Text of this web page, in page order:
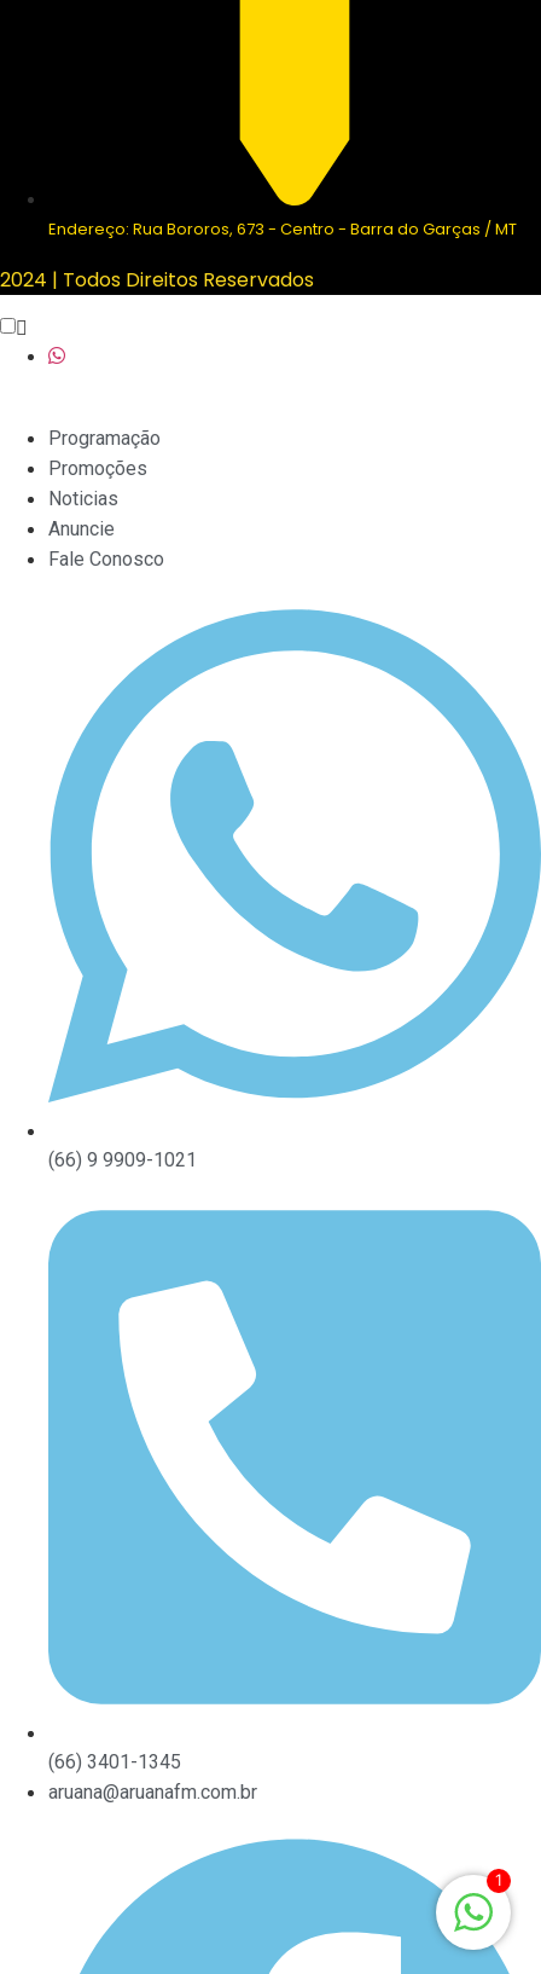
Endereço: Rua Bororos, 673 - Centro - Barra do Garças / MT
2024 | Todos Direitos Reservados
1
Programação
Promoções
Noticias
Anuncie
Fale Conosco
(66) 9 9909-1021
(66) 3401-1345
aruana@aruanafm.com.br